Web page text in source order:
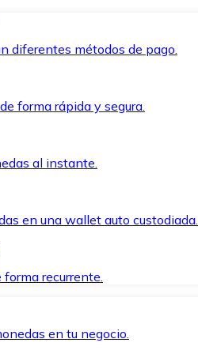
diferentes métodos de pago.
forma rápida y segura.
al instante.
en una wallet auto custodiada.
recurrente.
en tu negocio.